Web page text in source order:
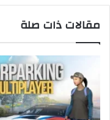
مقالات ذات صلة